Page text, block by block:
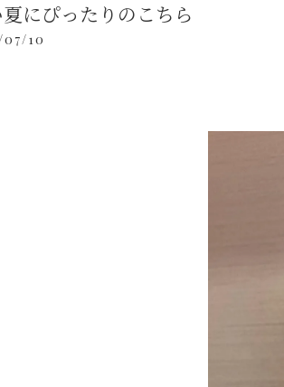
にぴったりのこちら
07/10